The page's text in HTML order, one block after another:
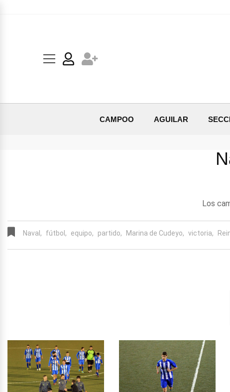
CAMPOO AGUILAR
Los
Naval, fútbol, equipo, partido, Marina de Cudeyo, victoria,